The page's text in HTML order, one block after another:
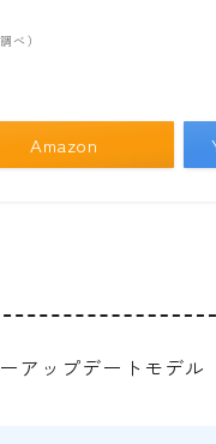
べ）
Amazon
アップデートモデル